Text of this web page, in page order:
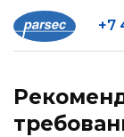
+7